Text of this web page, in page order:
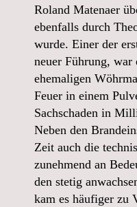
Roland Matenaer
ebenfalls durch
wurde. Einer der
neuer Führung, war
ehemaligen
Feuer in einem
Sachschaden in
Neben den
Zeit auch die
zunehmend an
den stetig
kam es häufiger zu